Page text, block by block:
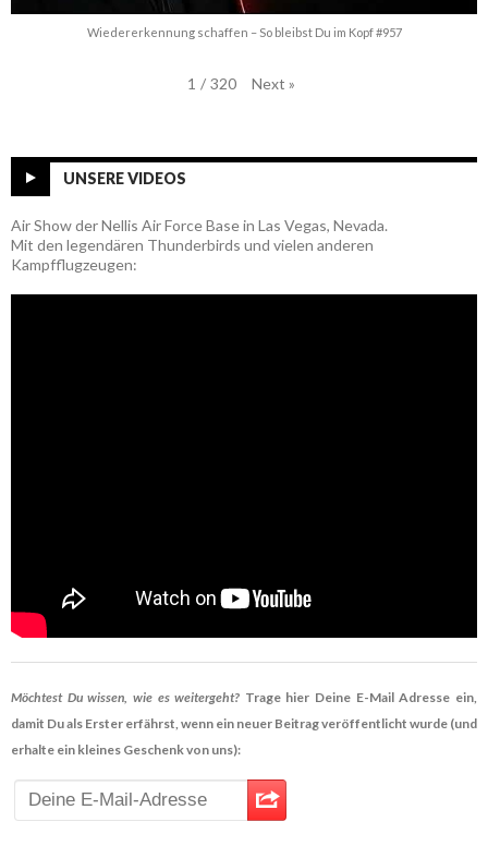
Wiedererkennung schaffen – So bleibst Du im Kopf #957
1 / 320 Next »
UNSERE VIDEOS
Air Show der Nellis Air Force Base in Las Vegas, Nevada.
Mit den legendären Thunderbirds und vielen anderen
Kampfflugzeugen:
Möchtest Du wissen, wie es weitergeht? Trage hier Deine E-Mail Adresse ein,
damit Du als Erster erfährst, wenn ein neuer Beitrag veröffentlicht wurde (und
erhalte ein kleines Geschenk von uns):